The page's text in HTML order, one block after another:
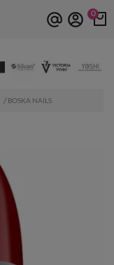
0
BOSKA NAILS